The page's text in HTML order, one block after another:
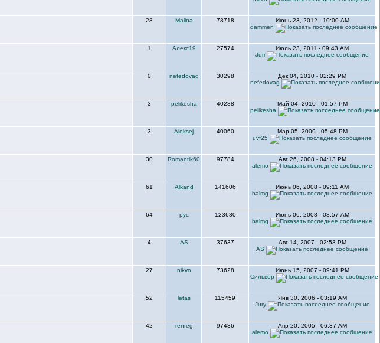
28 Malina 78718
Июнь 23, 2012 - 10:00 AM
dammen
1 Алекс19 27574
Июль 23, 2011 - 09:43 AM
Juri
0 nefedovag 30298
Дек 04, 2010 - 02:29 PM
nefedovag
3 pelikesha 40288
Май 04, 2010 - 01:57 PM
pelikesha
3 Aleksej 40060
Мар 05, 2009 - 05:48 PM
uvf25
30 Romantik60 97784
Авг 26, 2008 - 04:13 PM
alemo
61 Alkand 141606
Июнь 06, 2008 - 09:11 AM
halmg
64 рус 123680
Июнь 06, 2008 - 08:57 AM
halmg
4 AS 37637
Авг 14, 2007 - 02:53 PM
AS
27 nikvo 73628
Июнь 15, 2007 - 09:41 PM
Сильвер
52 letas 115459
Янв 30, 2006 - 03:19 AM
Jury
42 renreg 97436
Апр 20, 2005 - 06:37 AM
alemo